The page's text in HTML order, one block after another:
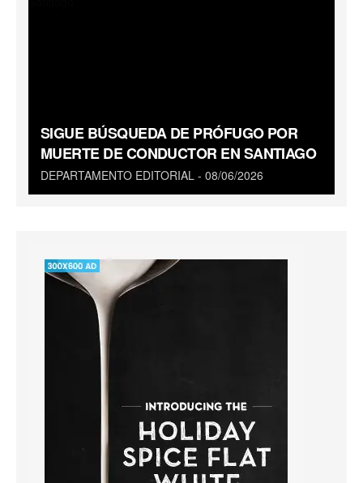
SIGUE BÚSQUEDA DE PRÓFUGO POR
MUERTE DE CONDUCTOR EN SANTIAGO
DEPARTAMENTO EDITORIAL 08/06/2026